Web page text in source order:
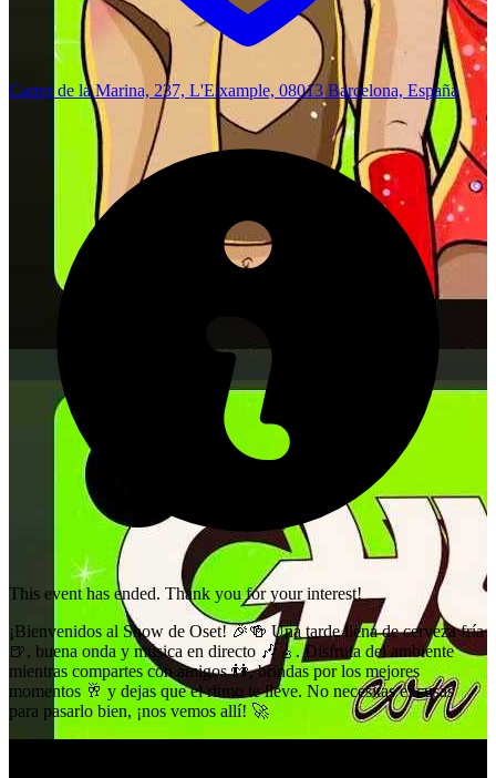
Carrer de la Marina, 237, L'Eixample, 08013 Barcelona, España
This event has ended. Thank you for your interest!
¡Bienvenidos al Show de Oset! 🎉🍻 Una tarde llena de cerveza fría
🍺, buena onda y música en directo 🎶🎸. Disfruta del ambiente
mientras compartes con amigos 👫, brindas por los mejores
momentos 🥂 y dejas que el ritmo te lleve. No necesitas excusas
para pasarlo bien, ¡nos vemos allí! 🚀